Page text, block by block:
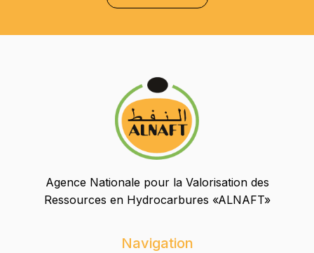
Agence Nationale pour la Valorisation des
Ressources en Hydrocarbures «ALNAFT»
Navigation